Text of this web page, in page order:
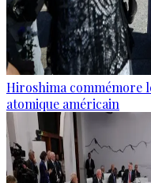
Hiroshima commémore
atomique américain